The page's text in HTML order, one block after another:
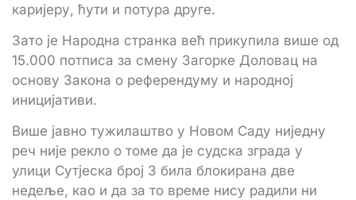
каријеру, ћути и потура друге.
Зато је Народна странка већ прикупила више од
15.000 потписа за смену Загорке Доловац на
основу Закона о референдуму и народној
иницијативи.
Више јавно тужилаштво у Новом Саду ниједну
реч није рекло о томе да је судска зграда у
улици Сутјеска број 3 била блокирана две
недеље, као и да за то време нису радили ни